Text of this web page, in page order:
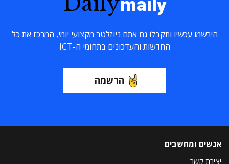
הירשמו עכשיו ותקבלו גם אתם ניוזלטר מקצועי יומי, המרכז את כל
החדשות והעדכונים בתחומי ה-ICT
הרשמה
אנשים ומחשבים
יצירת קשר